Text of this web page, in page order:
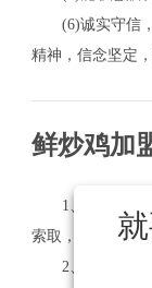
(6)诚实守信，
精神，信念坚定，
鲜炒鸡加
1、接触了解：
索取，做好前期
2、加盟洽谈：